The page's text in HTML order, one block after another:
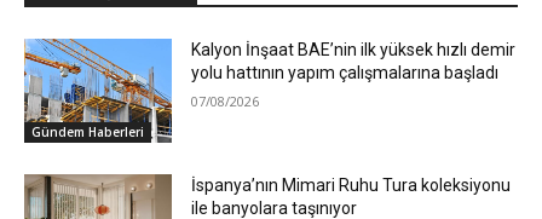
Gündem Haberleri
Kalyon İnşaat BAE’nin ilk yüksek hızlı demir
yolu hattının yapım çalışmalarına başladı
07/08/2026
İspanya’nın Mimari Ruhu Tura koleksiyonu
ile banyolara taşınıyor